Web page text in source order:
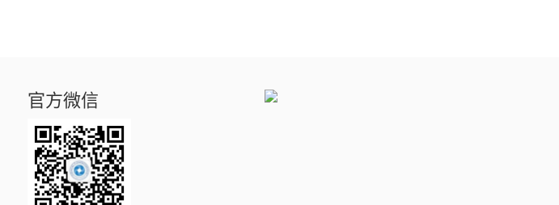
官方微信